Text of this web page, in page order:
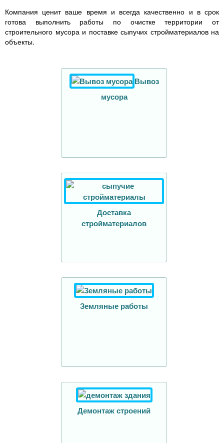
Компания ценит ваше время и всегда качественно и в срок
готова выполнить работы по очистке территории от
строительного мусора и поставке сыпучих стройматериалов на
объекты.
Вывоз
мусора
Доставка
стройматериалов
Земляные работы
Демонтаж строений